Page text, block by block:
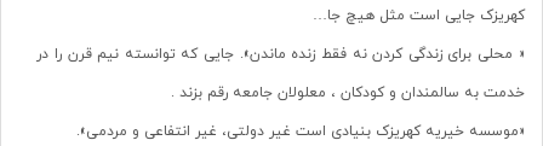
کهریزک جایی است مثل هیچ جا…
« محلی برای زندگی کردن نه فقط زنده ماندن». جایی که توانسته نیم قرن را در
خدمت به سالمندان و کودکان ، معلولان جامعه رقم بزند .
«موسسه خیریه کهریزک بنیادی است غیر دولتی، غیر انتفاعی و مردمی».